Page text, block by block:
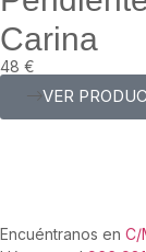
Carina
48 €
VER
Encuéntranos en C/